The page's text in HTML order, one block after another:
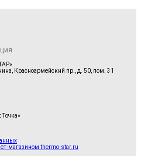
Красноармейский пр., д. 50, пом. 31
магазином thermo-star.ru